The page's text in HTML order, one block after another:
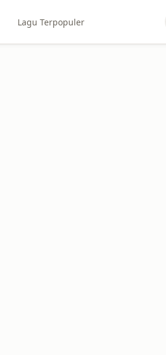
Lagu Terpopuler